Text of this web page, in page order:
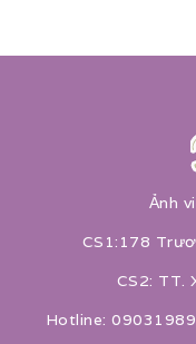
Ảnh
CS1:178
CS2: TT.
Hotline: